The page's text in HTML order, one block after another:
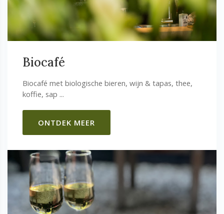
Biocafé
Biocafé met biologische bieren, wijn & tapas, thee,
koffie, sap ...
ONTDEK MEER